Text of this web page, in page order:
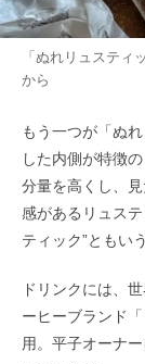
「ぬれリュステ
から
もう一つが「ぬ
した内側が特徴
分量を高くし、
感があるリュス
ティック”ともい
ドリンクには、
ーヒーブランド
用。平子オーナ